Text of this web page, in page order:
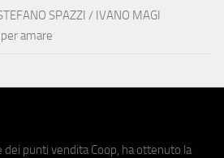
SPAZZI / IVANO MAGI
amare
dei punti vendita Coop, ha ottenuto la